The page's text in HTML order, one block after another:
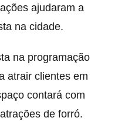
ajudaram a
na cidade.
na programação
atrair clientes em
contará com
de forró.